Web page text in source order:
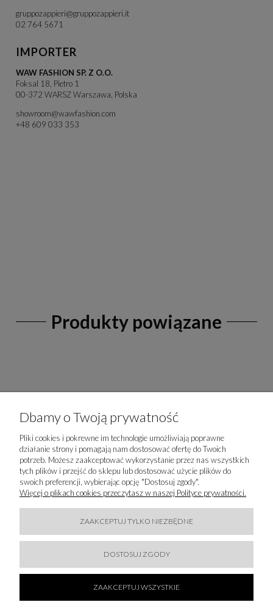
gruppozappieri@gruppozappieri.it
02 764 5671
IMPORTER
WAW FASHION SP. Z O.O.
Foksal 18, Pietro 1
00-372 WARSZ Warszawa, Polska
showroom@wawfashion.com
+48 609 033 353
Produkty powiązane
ELISABETTA FRANCHI - T-SHIRT Z BIŻUTERYJNĄ
BROSZKĄ
1 249,00 zł
Dbamy o Twoją prywatność
Pliki cookies i pokrewne im technologie umożliwiają poprawne
działanie strony i pomagają nam dostosować ofertę do Twoich
potrzeb. Możesz zaakceptować wykorzystanie przez nas wszystkich
tych plików i przejść do sklepu lub dostosować użycie plików do
swoich preferencji, wybierając opcję "Dostosuj zgody".
Więcej o plikach cookies przeczytasz w naszej Polityce prywatności.
ZAAKCEPTUJ TYLKO NIEZBĘDNE
DOSTOSUJ ZGODY
ZAAKCEPTUJ WSZYSTKIE